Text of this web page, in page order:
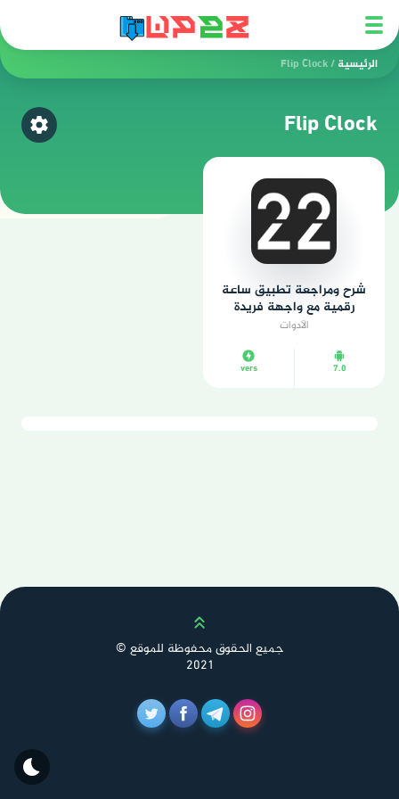
الرئيسية /
Flip Clock
Flip Clock اختر
شرح ومراجعة تطبيق ساعة
رقمية مع واجهة فريدة
وعالمية
الأدوات
7.0
vers
Scroll up
جميع الحقوق محفوظة للموقع ©
2021